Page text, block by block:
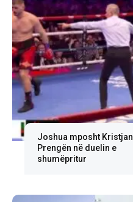
Joshua mposht Kristjan
Prengën në duelin e
shumëpritur